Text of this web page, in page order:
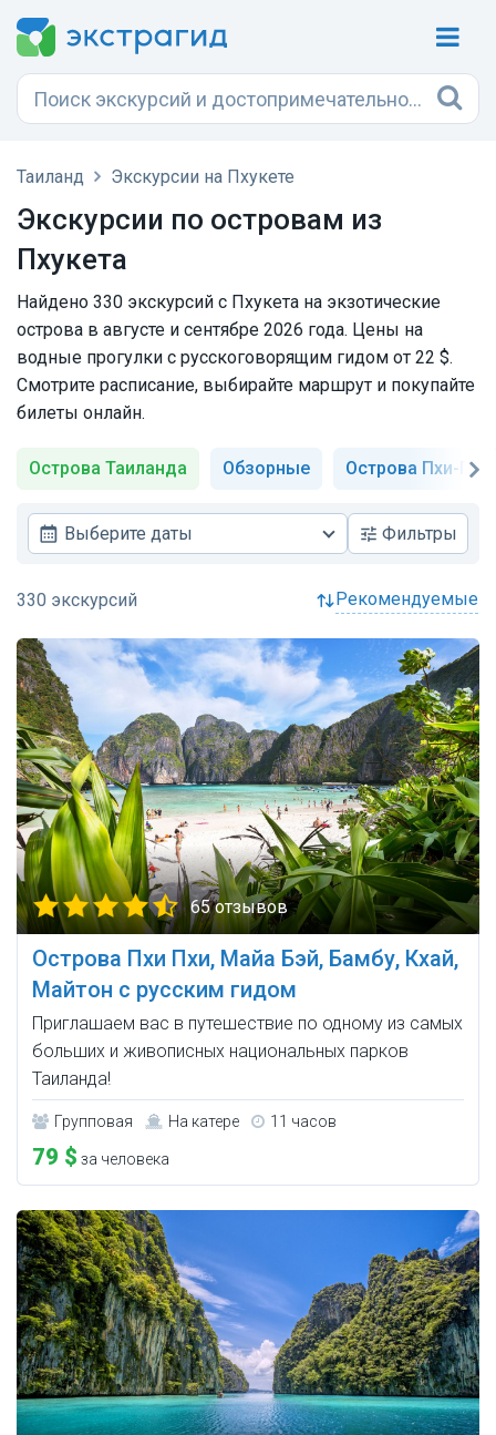
Таиланд Экскурсии на Пхукете
Экскурсии по островам из
Пхукета
Найдено 330 экскурсий с Пхукета на экзотические
острова в августе и сентябре 2026 года. Цены на
водные прогулки с русскоговорящим гидом от 22 $.
Смотрите расписание, выбирайте маршрут и покупайте
билеты онлайн.
Острова Таиланда Обзорные Острова Пхи-Пхи
Выберите даты Фильтры
рекомендуемые
65 отзывов
Острова Пхи Пхи, Майа Бэй, Бамбу, Кхай,
Майтон с русским гидом
Приглашаем вас в путешествие по одному из самых
больших и живописных национальных парков
Таиланда!
Групповая На катере 11 часов
79 $ за человека